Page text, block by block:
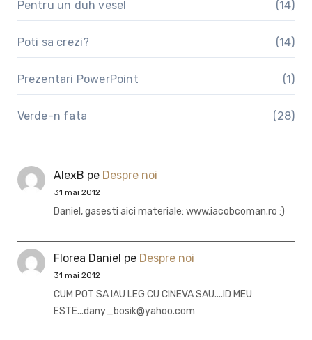
Pentru un duh vesel (14)
Poti sa crezi? (14)
Prezentari PowerPoint (1)
Verde-n fata (28)
AlexB pe Despre noi
31 mai 2012
Daniel, gasesti aici materiale: www.iacobcoman.ro :)
Florea Daniel pe Despre noi
31 mai 2012
CUM POT SA IAU LEG CU CINEVA SAU....ID MEU
ESTE...dany_bosik@yahoo.com